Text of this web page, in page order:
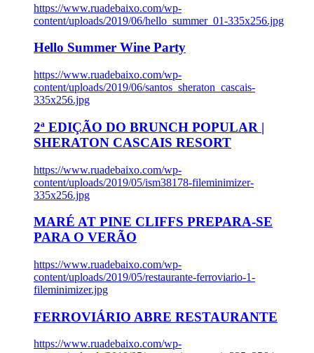
https://www.ruadebaixo.com/wp-
content/uploads/2019/06/hello_summer_01-335x256.jpg
Hello Summer Wine Party
https://www.ruadebaixo.com/wp-
content/uploads/2019/06/santos_sheraton_cascais-
335x256.jpg
2ª EDIÇÃO DO BRUNCH POPULAR |
SHERATON CASCAIS RESORT
https://www.ruadebaixo.com/wp-
content/uploads/2019/05/ism38178-fileminimizer-
335x256.jpg
MARÉ AT PINE CLIFFS PREPARA-SE
PARA O VERÃO
https://www.ruadebaixo.com/wp-
content/uploads/2019/05/restaurante-ferroviario-1-
fileminimizer.jpg
FERROVIÁRIO ABRE RESTAURANTE
https://www.ruadebaixo.com/wp-